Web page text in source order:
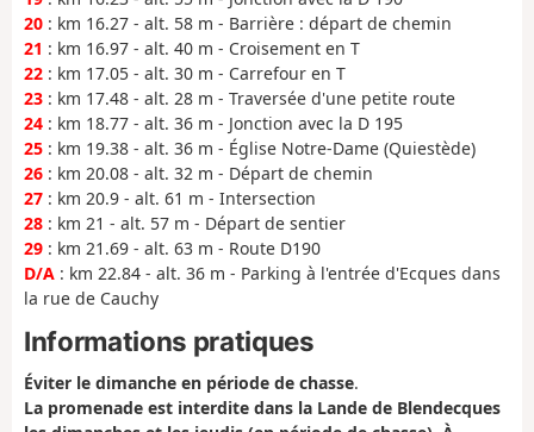
20 : km 16.27 - alt. 58 m - Barrière : départ de chemin
21 : km 16.97 - alt. 40 m - Croisement en T
22 : km 17.05 - alt. 30 m - Carrefour en T
23 : km 17.48 - alt. 28 m - Traversée d'une petite route
24 : km 18.77 - alt. 36 m - Jonction avec la D 195
25 : km 19.38 - alt. 36 m - Église Notre-Dame (Quiestède)
26 : km 20.08 - alt. 32 m - Départ de chemin
27 : km 20.9 - alt. 61 m - Intersection
28 : km 21 - alt. 57 m - Départ de sentier
29 : km 21.69 - alt. 63 m - Route D190
D/A : km 22.84 - alt. 36 m - Parking à l'entrée d'Ecques dans
la rue de Cauchy
Informations pratiques
Éviter le dimanche en période de chasse.
La promenade est interdite dans la Lande de Blendecques